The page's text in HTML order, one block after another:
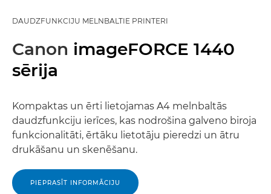
DAUDZFUNKCIJU MELNBALTIE PRINTERI
Canon imageFORCE 1440
sērija
Kompaktas un ērti lietojamas A4 melnbaltās
daudzfunkciju ierīces, kas nodrošina galveno biroja
funkcionalitāti, ērtāku lietotāju pieredzi un ātru
drukāšanu un skenēšanu.
PIEPRASĪT INFORMĀCIJU